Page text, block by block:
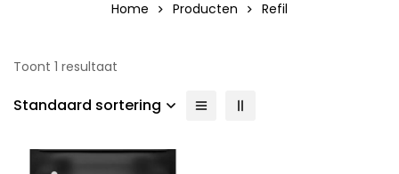
Home Producten Refil
Toont 1 resultaat
Standaard sortering